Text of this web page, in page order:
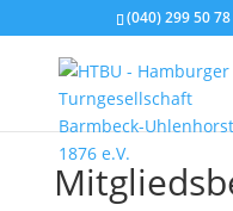
(040) 299 50 78